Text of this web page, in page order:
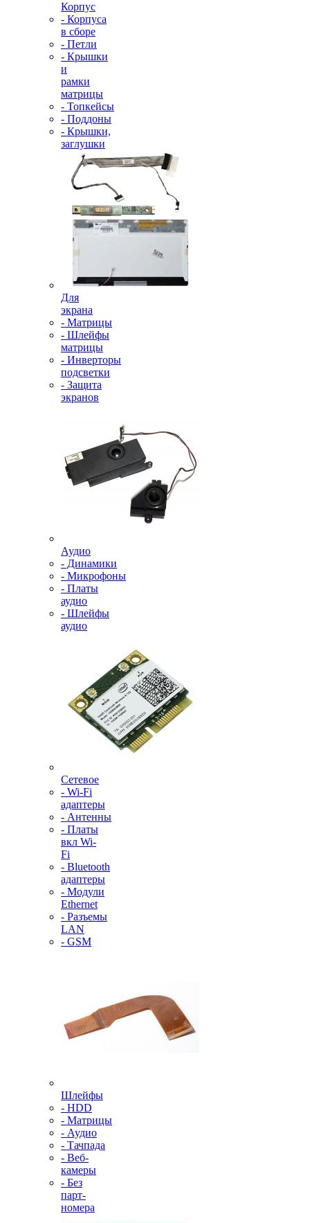
Корпус
- Корпуса
в сборе
- Петли
- Крышки
и
рамки
матрицы
- Топкейсы
- Поддоны
- Крышки,
заглушки
Для
экрана
- Матрицы
- Шлейфы
матрицы
- Инверторы
подсветки
- Защита
экранов
Аудио
- Динамики
- Микрофоны
- Платы
аудио
- Шлейфы
аудио
Сетевое
- Wi-Fi
адаптеры
- Антенны
- Платы
вкл Wi-
Fi
- Bluetooth
адаптеры
- Модули
Ethernet
- Разъемы
LAN
- GSM
Шлейфы
- HDD
- Матрицы
- Аудио
- Тачпада
- Веб-
камеры
- Без
парт-
номера